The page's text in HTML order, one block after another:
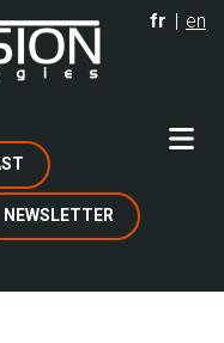
fr en
NEWSLETTER